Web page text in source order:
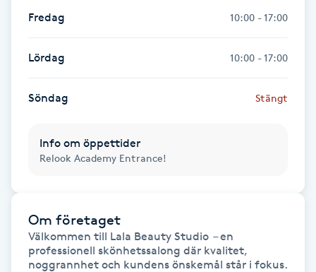
Gel naglar
Gellack
Gellack med förstärkning
Fredag 10:00 - 17:00
Lördag 10:00 - 17:00
Söndag Stängt
Info om öppettider
Relook Academy Entrance!
Om företaget
Välkommen till Lala Beauty Studio  – en
professionell skönhetssalong där kvalitet,
noggrannhet och kundens önskemål står i fokus.